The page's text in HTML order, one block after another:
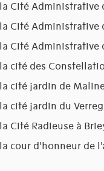
Cité Administrative
Cité Administrative
Cité Administrative
cité des
cité jardin de
cité jardin du
Cité Radieuse à
cour d'honneur de